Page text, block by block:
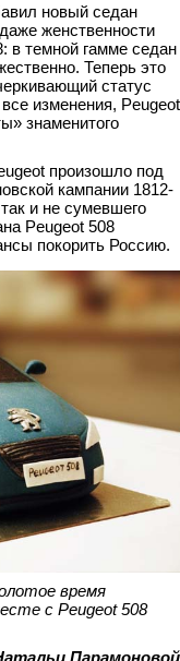
новый седан
женственности
в темной гамме седан
Теперь это
статус
изменения, Peugeot
знаменитого
произошло под
кампании 1812-
и не сумевшего
Peugeot 508
покорить Россию.
время
с Peugeot 508
Парамоновой